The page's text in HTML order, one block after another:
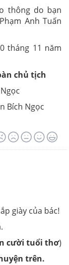
thông do bạn
Anh Tuấn
tháng 11 năm
chủ tịch
Ngọc
Bích Ngọc
giày của bác!
cười tuổi thơ)
trên.